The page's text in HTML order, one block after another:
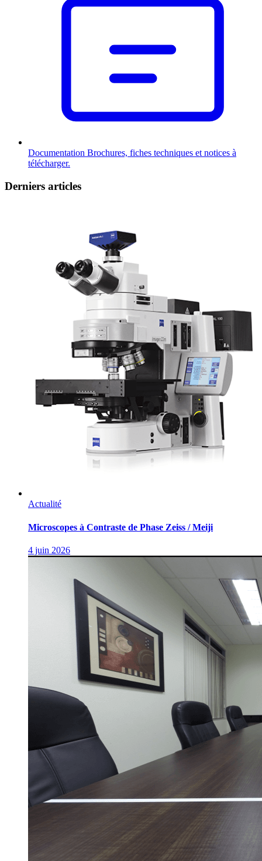
Documentation Brochures, fiches techniques et notices à
télécharger.
Derniers articles
Actualité
Microscopes à Contraste de Phase Zeiss / Meiji
4 juin 2026